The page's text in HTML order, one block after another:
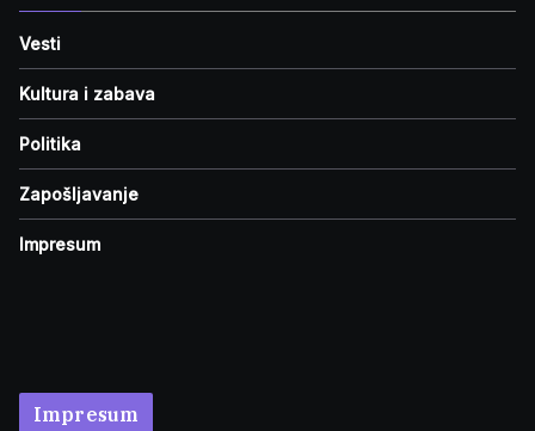
Vesti
Kultura i zabava
Politika
Zapošljavanje
Impresum
Impresum